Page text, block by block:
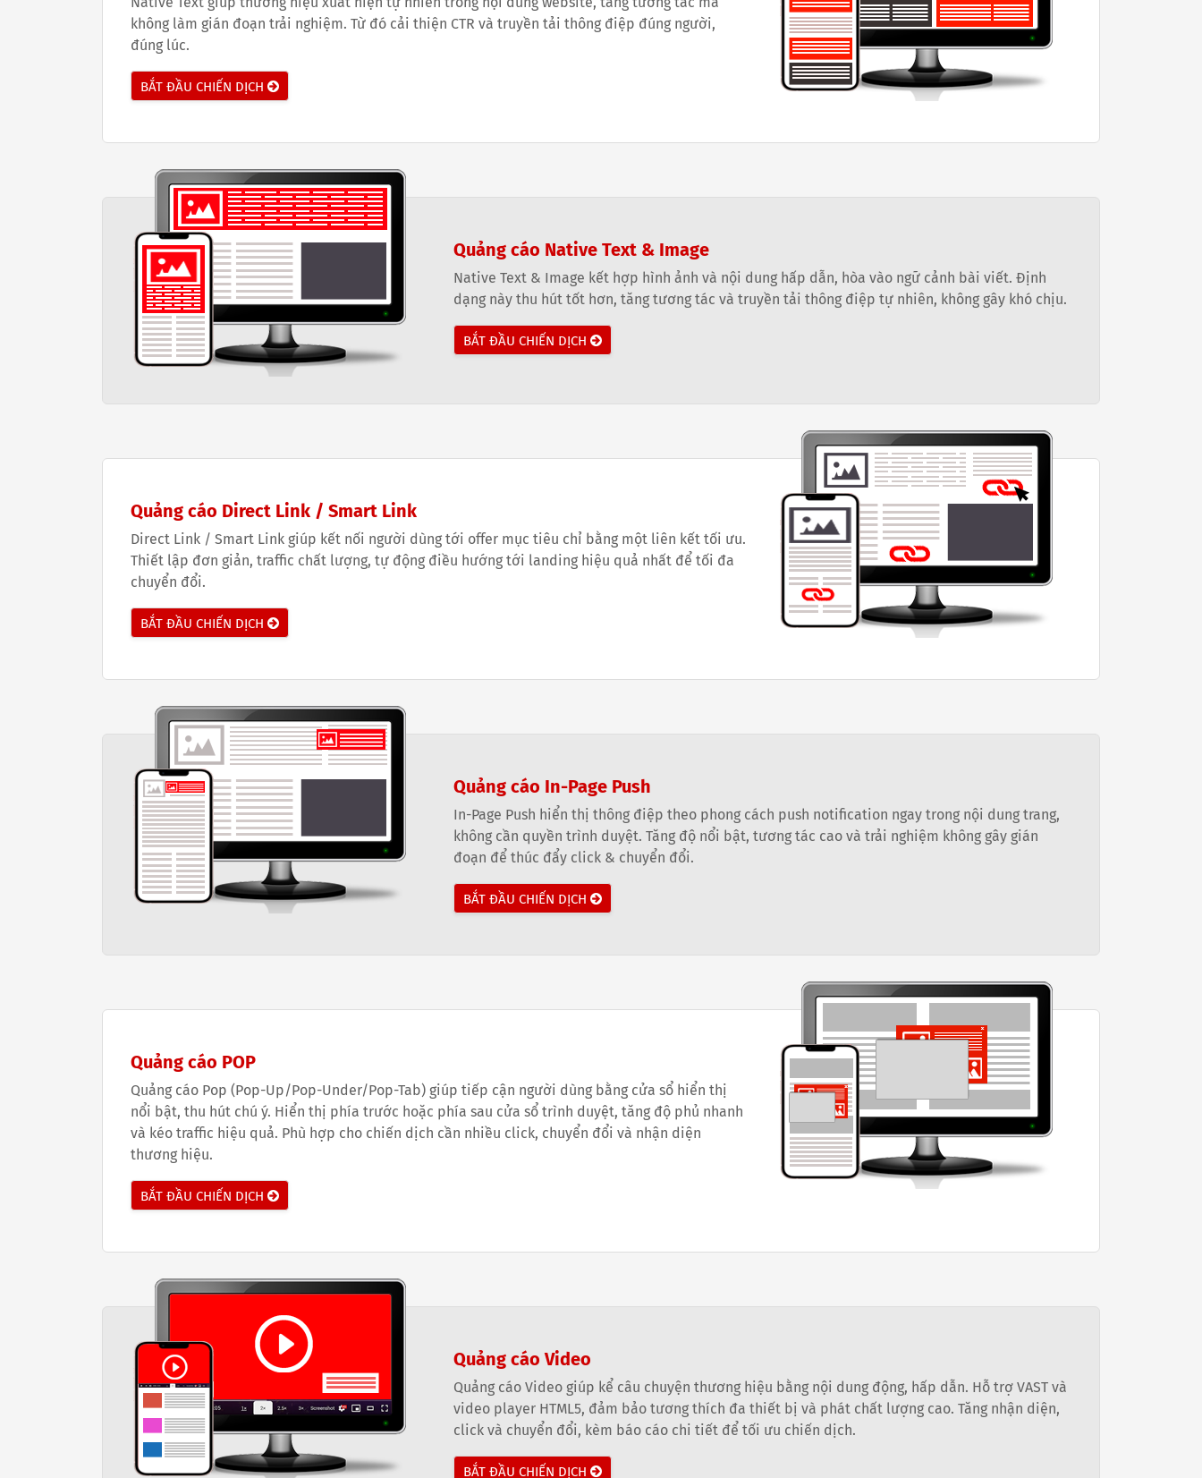
không làm gián đoạn trải nghiệm. Từ đó cải thiện CTR và truyền tải thông điệp đúng người,
đúng lúc.
BẮT ĐẦU CHIẾN DỊCH
Quảng cáo Native Text & Image
Native Text & Image kết hợp hình ảnh và nội dung hấp dẫn, hòa vào ngữ cảnh bài viết. Định
dạng này thu hút tốt hơn, tăng tương tác và truyền tải thông điệp tự nhiên, không gây khó chịu.
BẮT ĐẦU CHIẾN DỊCH
Quảng cáo Direct Link / Smart Link
Direct Link / Smart Link giúp kết nối người dùng tới offer mục tiêu chỉ bằng một liên kết tối ưu.
Thiết lập đơn giản, traffic chất lượng, tự động điều hướng tới landing hiệu quả nhất để tối đa
chuyển đổi.
BẮT ĐẦU CHIẾN DỊCH
Quảng cáo In-Page Push
In-Page Push hiển thị thông điệp theo phong cách push notification ngay trong nội dung trang,
không cần quyền trình duyệt. Tăng độ nổi bật, tương tác cao và trải nghiệm không gây gián
đoạn để thúc đẩy click & chuyển đổi.
BẮT ĐẦU CHIẾN DỊCH
Quảng cáo POP
Quảng cáo Pop (Pop-Up/Pop-Under/Pop-Tab) giúp tiếp cận người dùng bằng cửa sổ hiển thị
nổi bật, thu hút chú ý. Hiển thị phía trước hoặc phía sau cửa sổ trình duyệt, tăng độ phủ nhanh
và kéo traffic hiệu quả. Phù hợp cho chiến dịch cần nhiều click, chuyển đổi và nhận diện
thương hiệu.
BẮT ĐẦU CHIẾN DỊCH
Quảng cáo Video
Quảng cáo Video giúp kể câu chuyện thương hiệu bằng nội dung động, hấp dẫn. Hỗ trợ VAST và
video player HTML5, đảm bảo tương thích đa thiết bị và phát chất lượng cao. Tăng nhận diện,
click và chuyển đổi, kèm báo cáo chi tiết để tối ưu chiến dịch.
BẮT ĐẦU CHIẾN DỊCH